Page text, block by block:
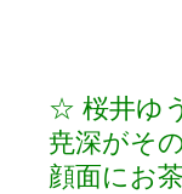
☆ 桜井ゆ
尭深がそ
顔面にお